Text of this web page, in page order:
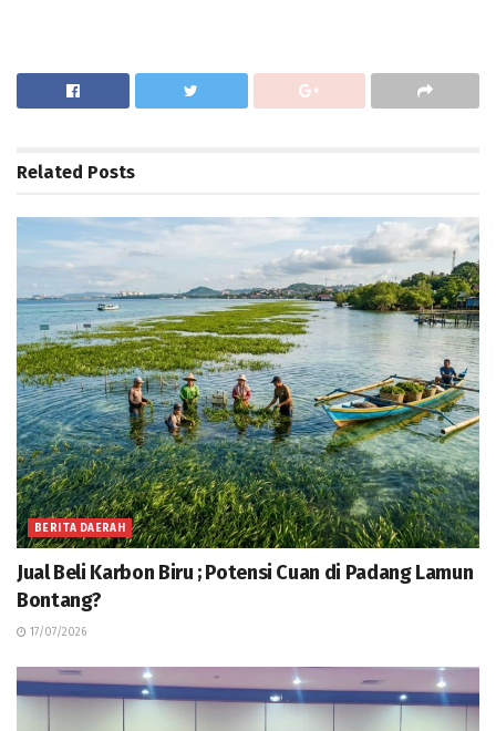
Related Posts
BERITA DAERAH
Jual Beli Karbon Biru ; Potensi Cuan di Padang Lamun
Bontang?
17/07/2026